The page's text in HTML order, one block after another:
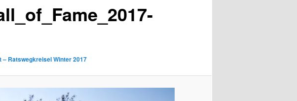
– Ratswegkreisel Winter 2017